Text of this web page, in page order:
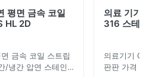
평면 금속 코일
HL 2D
금속 코일 스트립
/냉간 압연 스테인
의료 기기
316 스테
의료기기 Cr
판판 가격